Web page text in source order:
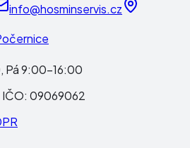
info@hosminservis.cz
Pá 9:00-16:00
IČO: 09069062